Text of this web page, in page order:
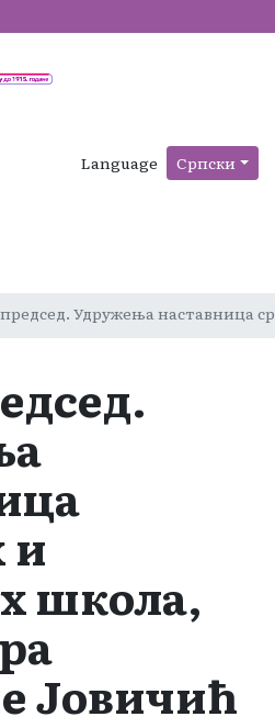
Language Српски
Удружења наставница
и
школа,
Јовичић